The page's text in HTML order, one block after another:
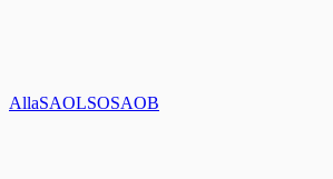
AllaSAOLSOSAOB